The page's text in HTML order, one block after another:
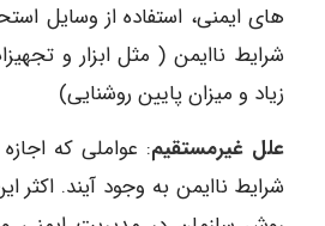
های ایمنی، استفاده از وسایل
شرایط ناایمن ( مثل ابزار و
زیاد و میزان پایین روشنایی)
علل غیرمستقیم: عواملی که
شرایط ناایمن به وجود آیند. اکثر